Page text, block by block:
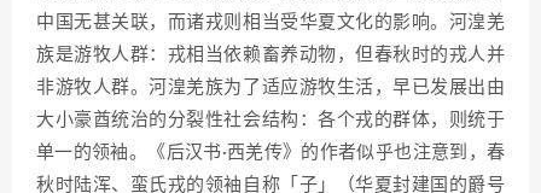
中国无甚关联，而诸戎则相当受华夏文化的影响。河湟羌
族是游牧人群：戎相当依赖畜养动物，但春秋时的戎人并
非游牧人群。河湟羌族为了适应游牧生活，早已发展出由
大小豪酋统治的分裂性社会结构：各个戎的群体，则统于
单一的领袖。《后汉书·西羌传》的作者似乎也注意到，春
秋时陆浑、蛮氏戎的领袖自称「子」（华夏封建国的爵号